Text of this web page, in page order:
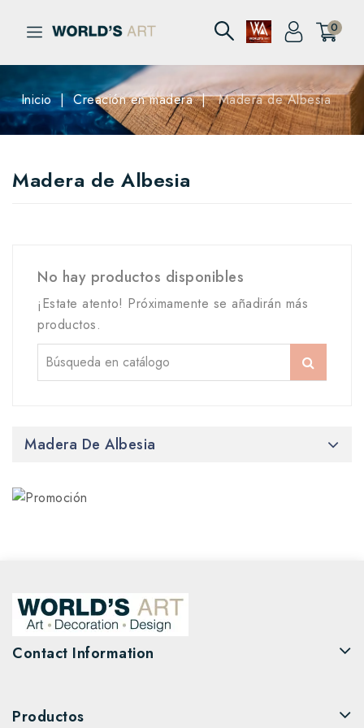
0
Inicio Creación en madera Madera de Albesia
Madera de Albesia
No hay productos disponibles
¡Estate atento! Próximamente se añadirán más
productos.
Madera De Albesia
Contact Information
Productos